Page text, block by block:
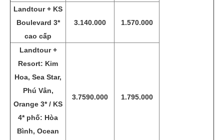
Landtour + KS
Boulevard 3*
cao cấp
3.140.000 1.570.000
Landtour +
Resort: Kim
Hoa, Sea Star,
Phú Vân,
Orange 3* / KS
4* phố: Hòa
Bình, Ocean
3.7590.000 1.795.000